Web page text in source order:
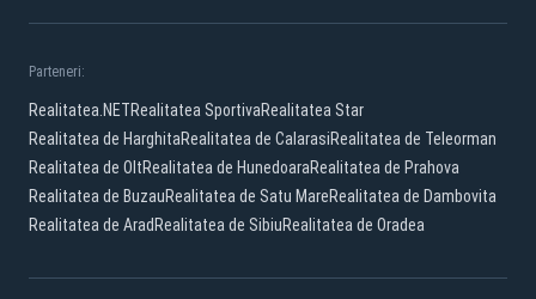
Parteneri:
Realitatea.NETRealitatea SportivaRealitatea Star
Realitatea de HarghitaRealitatea de CalarasiRealitatea de Teleorman
Realitatea de OltRealitatea de HunedoaraRealitatea de Prahova
Realitatea de BuzauRealitatea de Satu MareRealitatea de Dambovita
Realitatea de Arad Realitatea de SibiuRealitatea de Oradea